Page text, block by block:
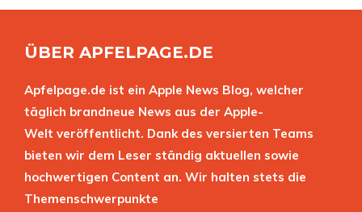
ÜBER APFELPAGE.DE
Apfelpage.de ist ein Apple News Blog, welcher
täglich brandneue News aus der Apple-
Welt veröffentlicht. Dank des versierten Teams
bieten wir dem Leser ständig aktuellen sowie
hochwertigen Content an. Wir halten stets die
Themenschwerpunkte